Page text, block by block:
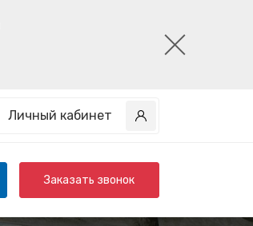
Личный кабинет
Заказать звонок